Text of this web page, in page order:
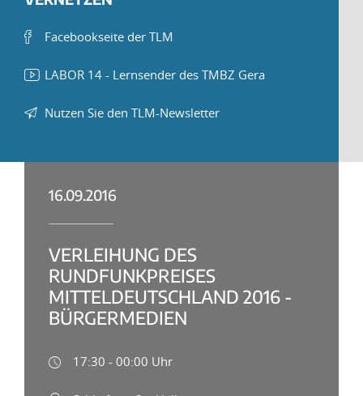
Facebookseite der TLM
LABOR 14 - Lernsender des TMBZ Gera
Nutzen Sie den TLM-Newsletter
16.09.2016
VERLEIHUNG DES
RUNDFUNKPREISES
MITTELDEUTSCHLAND 2016 -
BÜRGERMEDIEN
17:30 - 00:00 Uhr